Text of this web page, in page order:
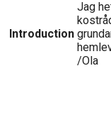
Introduction
Jag
/Ola